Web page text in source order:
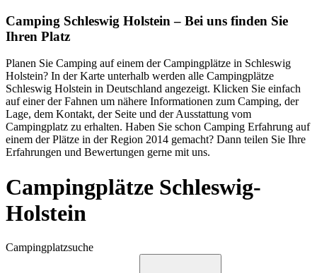
Camping Schleswig Holstein – Bei uns finden Sie
Ihren Platz
Planen Sie Camping auf einem der Campingplätze in Schleswig
Holstein? In der Karte unterhalb werden alle Campingplätze
Schleswig Holstein in Deutschland angezeigt. Klicken Sie einfach
auf einer der Fahnen um nähere Informationen zum Camping, der
Lage, dem Kontakt, der Seite und der Ausstattung vom
Campingplatz zu erhalten. Haben Sie schon Camping Erfahrung auf
einem der Plätze in der Region 2014 gemacht? Dann teilen Sie Ihre
Erfahrungen und Bewertungen gerne mit uns.
Campingplätze Schleswig-
Holstein
Campingplatzsuche